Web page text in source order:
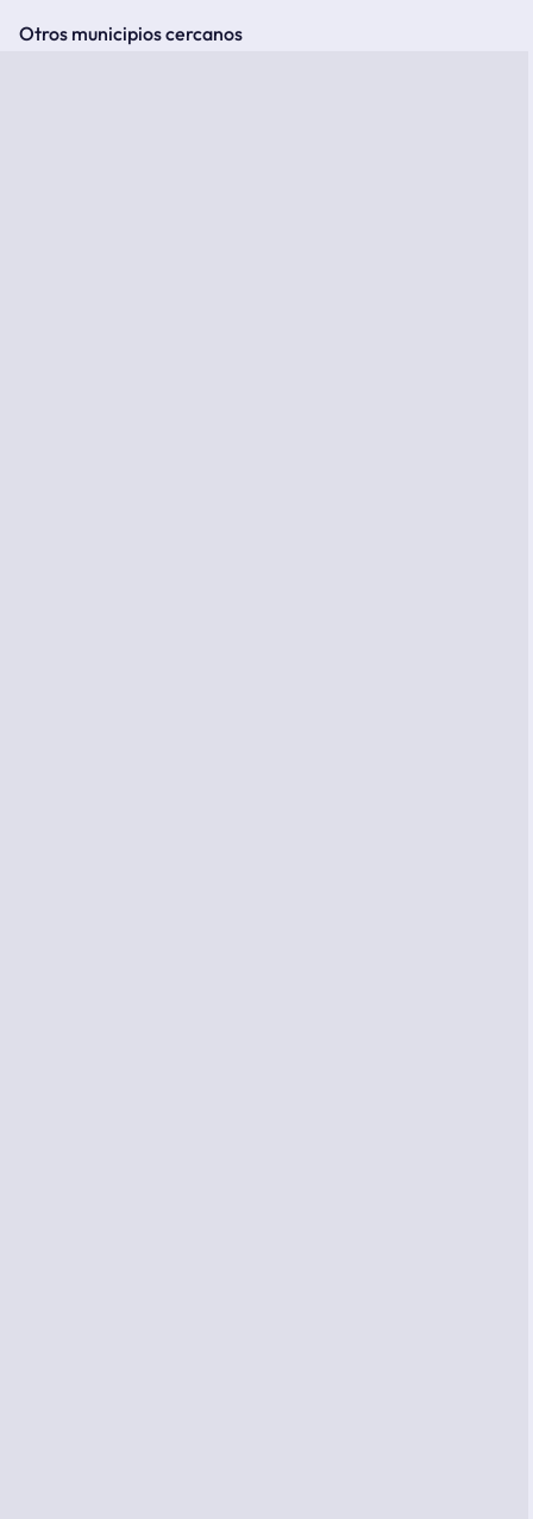
Otros municipios cercanos